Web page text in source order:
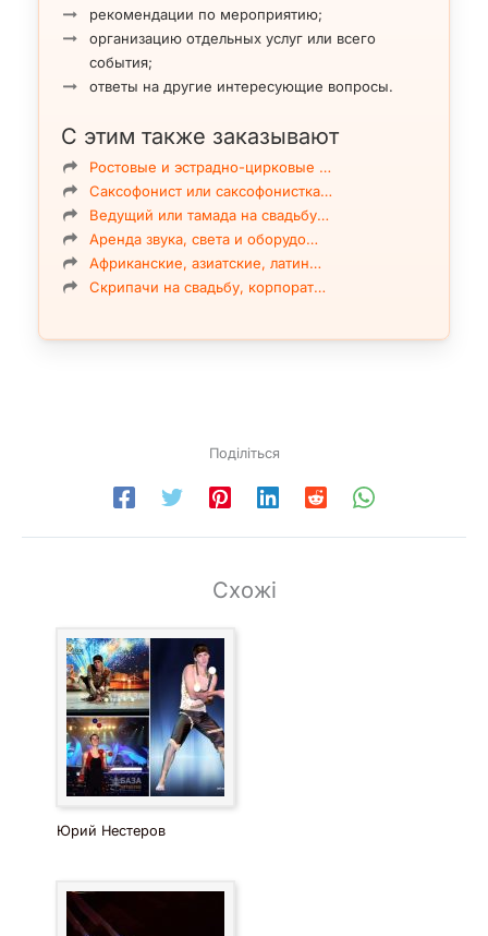
рекомендации по мероприятию;
организацию отдельных услуг или всего
события;
ответы на другие интересующие вопросы.
С этим также заказывают
Ростовые и эстрадно-цирковые …
Саксофонист или саксофонистка…
Ведущий или тамада на свадьбу…
Аренда звука, света и оборудо…
Африканские, азиатские, латин…
Скрипачи на свадьбу, корпорат…
Поділіться
Схожі
Юрий Нестеров